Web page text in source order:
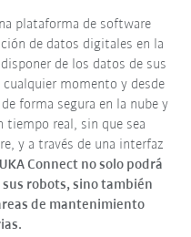
plataforma de software
de datos digitales en la
de los datos de sus
cualquier momento y desde
forma segura en la nube y
tiempo real, sin que sea
y a través de una interfaz
Connect no solo podrá
robots, sino también
de mantenimiento